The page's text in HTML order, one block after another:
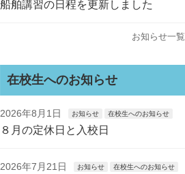
船舶講習の日程を更新しました
お知らせ一覧
在校生へのお知らせ
2026年8月1日 お知らせ 在校生へのお知らせ
８月の定休日と入校日
2026年7月21日 お知らせ 在校生へのお知らせ